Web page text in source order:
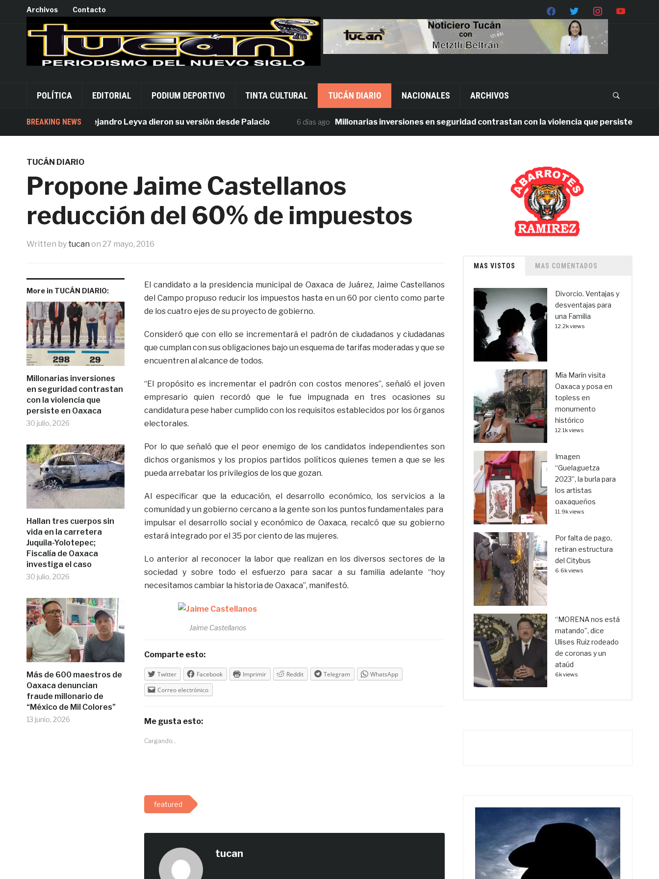
Archivos Contacto
POLÍTICA EDITORIAL PODIUM DEPORTIVO TINTA CULTURAL TUCÁN DIARIO NACIONALES ARCHIVOS
BREAKING NEWS
Acusados por Alejandro Leyva dieron su versión desde Palacio 6 días ago Millonarias inversiones en seguridad contrastan con la violencia que persiste en Oaxaca
TUCÁN DIARIO
Propone Jaime Castellanos
reducción del 60% de impuestos
Written by tucan on 27 mayo, 2016
More in TUCÁN DIARIO:
Millonarias inversiones
en seguridad contrastan
con la violencia que
persiste en Oaxaca
30 julio, 2026
Hallan tres cuerpos sin
vida en la carretera
Juquila-Yolotepec;
Fiscalía de Oaxaca
investiga el caso
30 julio, 2026
Más de 600 maestros de
Oaxaca denuncian
fraude millonario de
“México de Mil Colores”
13 junio, 2026
El candidato a la presidencia municipal de Oaxaca de Juárez, Jaime Castellanos
del Campo propuso reducir los impuestos hasta en un 60 por ciento como parte
de los cuatro ejes de su proyecto de gobierno.
Consideró que con ello se incrementará el padrón de ciudadanos y ciudadanas
que cumplan con sus obligaciones bajo un esquema de tarifas moderadas y que se
encuentren al alcance de todos.
“El propósito es incrementar el padrón con costos menores”, señaló el joven
empresario quien recordó que le fue impugnada en tres ocasiones su
candidatura pese haber cumplido con los requisitos establecidos por los órganos
electorales.
Por lo que señaló que el peor enemigo de los candidatos independientes son
dichos organismos y los propios partidos políticos quienes temen a que se les
pueda arrebatar los privilegios de los que gozan.
Al especificar que la educación, el desarrollo económico, los servicios a la
comunidad y un gobierno cercano a la gente son los puntos fundamentales para
impulsar el desarrollo social y económico de Oaxaca, recalcó que su gobierno
estará integrado por el 35 por ciento de las mujeres.
Lo anterior al reconocer la labor que realizan en los diversos sectores de la
sociedad y sobre todo el esfuerzo para sacar a su familia adelante “hoy
necesitamos cambiar la historia de Oaxaca”, manifestó.
Jaime Castellanos
Comparte esto:
Twitter Facebook Imprimir Reddit Telegram
WhatsApp
Correo electrónico
Me gusta esto:
Cargando...
featured
tucan
MAS VISTOS MAS COMENTADOS
Divorcio. Ventajas y
desventajas para
una Familia
12.2k views
Mía Marín visita
Oaxaca y posa en
topless en
monumento
histórico
12.1k views
Imagen
“Guelaguetza
2023”, la burla para
los artistas
oaxaqueños
11.9k views
Por falta de pago,
retiran estructura
del Citybus
6.6k views
“MORENA nos está
matando”, dice
Ulises Ruiz rodeado
de coronas y un
ataúd
6k views